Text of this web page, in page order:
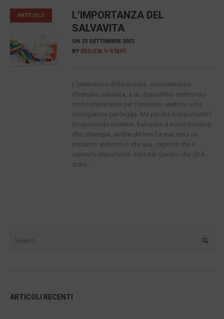
ARTICOLO
L’IMPORTANZA DEL
SALVAVITA
ON 22 SETTEMBRE 2022
BY EDILIZIA V-STAFF
L’interruttore differenziale, comunemente
chiamato salvavita, è un dispositivo elettronico
molto importante per l’impianto elettrico ed è
obbligatorio per legge. Ma perché è importante?
Scopriamolo insieme. Salvavita: il nome Diciamo
che chiunque, anche chi non ha mai visto un
impianto elettrico in vita sua, capisce che il
salvavita importante. Sarà per questo che gli è
stato...
ARTICOLI RECENTI